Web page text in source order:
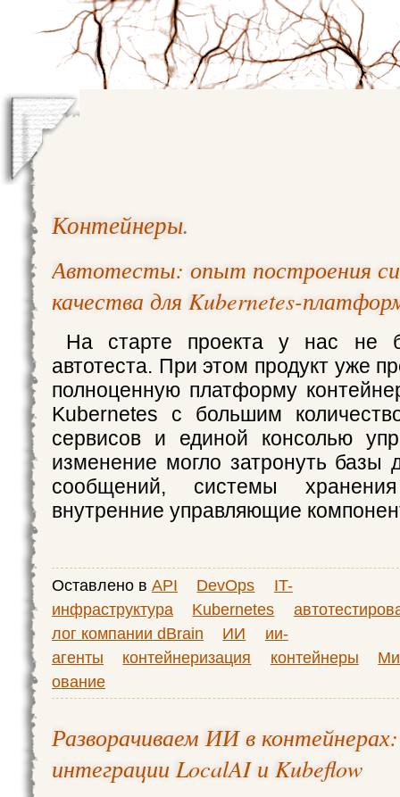
Контейнеры.
Автотесты: опыт построения
качества для Kubernetes-
На старте проекта у нас не
автотеста. При этом продукт уже
полноценную платформу
Kubernetes с большим
сервисов и единой консолью
изменение могло затронуть базы
сообщений, системы
внутренние управляющие
Оставлено в API DevOps
IT-
инфраструктура
Kubernetes
лог компании dBrain
ИИ
ии-
агенты
контейнеризация контейнеры
ование
Разворачиваем ИИ в
интеграции LocalAI и Kubeflow